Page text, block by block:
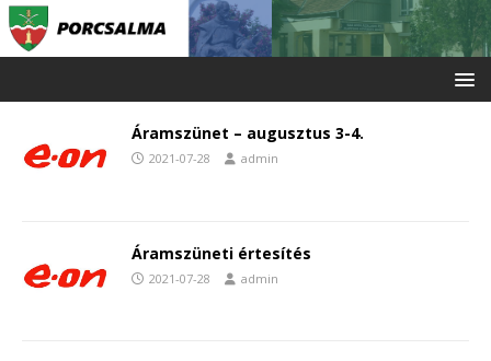
Áramszünet – augusztus 3-4.
2021-07-28 admin
Áramszüneti értesítés
2021-07-28 admin